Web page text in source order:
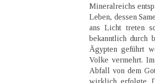
Mineralreichs
Leben, dessen
ans Licht treten
bekanntlich durch
Ägypten geführt
Volke vermehrt.
Abfall von dem
wirklich erfolgte.